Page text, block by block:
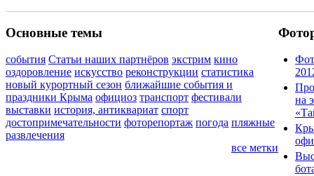
Основные темы
события Статьи наших партнёров экстрим кино
оздоровление искусство реконструкции статистика
новый курортный сезон ближайшие события и
праздники Крыма официоз транспорт фестивали
выставки история, антиквариат спорт
достопримечательности фоторепортаж погода пляжные
развлечения
все метки
на